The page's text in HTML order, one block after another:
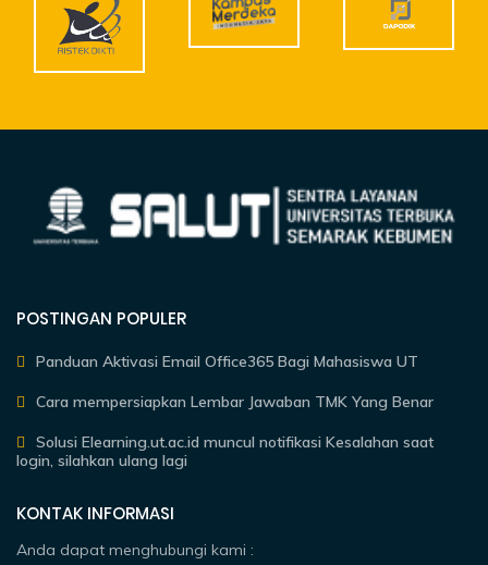
POSTINGAN POPULER
Panduan Aktivasi Email Office365 Bagi Mahasiswa UT
Cara mempersiapkan Lembar Jawaban TMK Yang Benar
Solusi Elearning.ut.ac.id muncul notifikasi Kesalahan saat
login, silahkan ulang lagi
KONTAK INFORMASI
Anda dapat menghubungi kami :